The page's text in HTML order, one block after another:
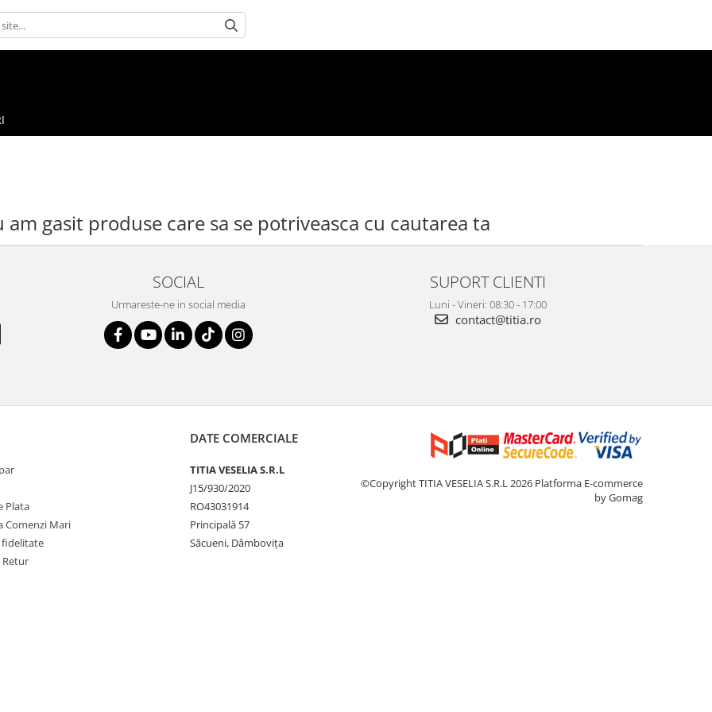
am gasit produse care sa se potriveasca cu cautarea ta
cautarii ulterior
rog sa ne contactezi la numarul de telefon
SOCIAL
Urmareste-ne in social media
SUPORT CLIENTI
Luni - Vineri: 08:30 - 17:00
contact@titia.ro
Plata
Comenzi Mari
fidelitate
Retur
DATE COMERCIALE
TITIA VESELIA S.R.L
J15/930/2020
RO43031914
Principală 57
Săcueni, Dâmbovița
©Copyright TITIA VESELIA S.R.L 2026 Platforma E-commerce
by Gomag